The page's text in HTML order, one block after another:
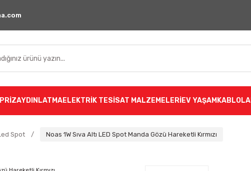
AYDINLATMAELEKTRİK TESİSAT MALZEMELERİEV YAŞAM
Spot Noas 1W Sıva Altı LED Spot Manda Gözü Hareketli Kırmızı